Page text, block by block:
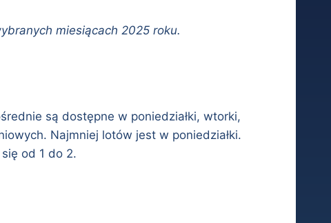
miesiącach 2025 roku.
są dostępne w poniedziałki, wtorki,
Najmniej lotów jest w poniedziałki.
od 1 do 2.